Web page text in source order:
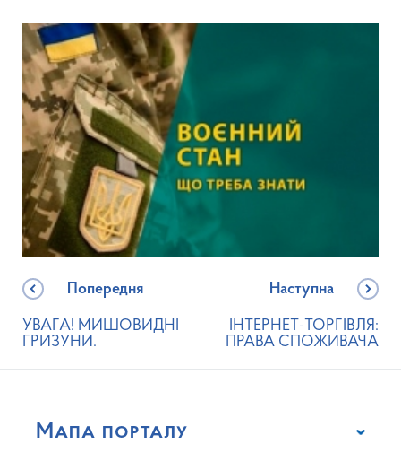
Попередня
УВАГА! МИШОВИДНІ
ГРИЗУНИ.
Наступна
ІНТЕРНЕТ-ТОРГІВЛЯ:
ПРАВА СПОЖИВАЧА
Мапа порталу